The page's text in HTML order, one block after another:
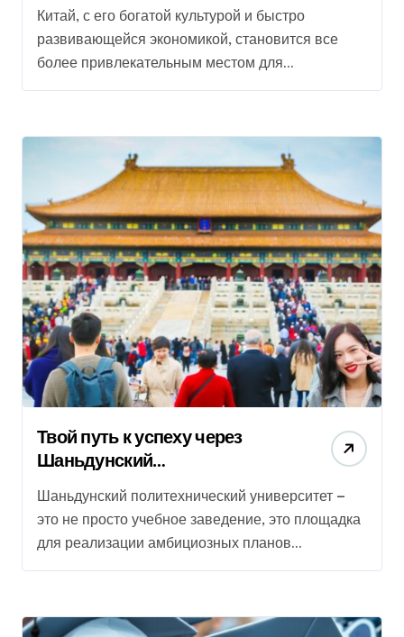
Китай, с его богатой культурой и быстро
развивающейся экономикой, становится все
более привлекательным местом для...
Твой путь к успеху через
Шаньдунский
в Китае
Шаньдунский политехнический университет —
это не просто учебное заведение, это площадка
для реализации амбициозных планов...